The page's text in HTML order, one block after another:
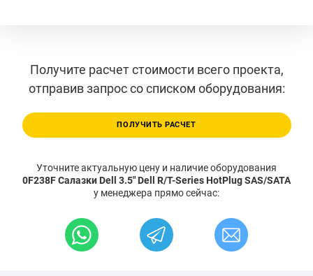
Получите расчет стоимости всего проекта,
отправив запрос со списком оборудования:
ПОЛУЧИТЬ РАСЧЕТ
Уточните актуальную цену и наличие оборудования
0F238F Салазки Dell 3.5" Dell R/T-Series HotPlug SAS/SATA
у менеджера прямо сейчас: